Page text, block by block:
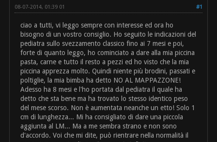
#1
08-07-2014, 01:39 01
ciao a tutti, vi leggo sempre con interesse ed ora ho
bisogno di un vostro consiglio. Ho seguito le indicazioni del
pediatra sullo svezzamento classico fino ai 7 mesi e poi,
forte di quanto leggo, ho cominciato a dare alla mia piccina
pasta, carne e tutto il resto a pezzi ed ho visto che la mia
piccina apprezza molto. Quindi niente più brodini, passati e
poltiglie, la mia bimba ha detto NO AL MAPPAZZONE!
Adesso ha 8 mesi e l'ho portata dal pediatra il quale ha
detto che sta bene ma ha trovato lo stesso identico peso
del mese scorso. Non è aumentata neanche un etto! Solo 1
cm di lunghezza... Mi ha consigliato di dare una piccola
aggiunta al LM... Ma a me sembra strano e non sono
d'accordo. Voi che mi dite, può rientrare nella normalità il